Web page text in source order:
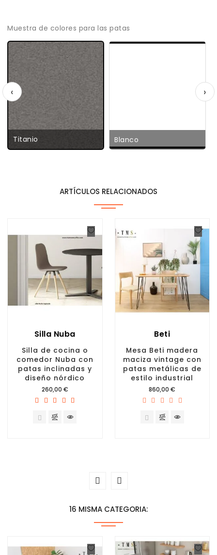
Muestra de colores para las patas
Titanio Blanco
‹ ›
ARTÍCULOS RELACIONADOS
Silla Nuba
Silla de cocina o
comedor Nuba con
patas inclinadas y
diseño nórdico
Precio
260,00 €
Beti
Mesa Beti madera
maciza vintage con
patas metálicas de
estilo industrial
Precio
860,00 €
16 MISMA CATEGORIA: